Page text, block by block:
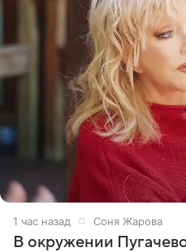
1 час назад Соня Жарова
В окружении